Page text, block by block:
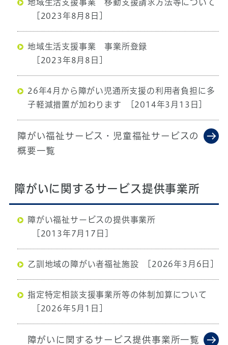
地域生活支援事業 移動支援請求方法等について
[2023年8月8日]
地域生活支援事業 事業所登録
[2023年8月8日]
26年4月から障がい児通所支援の利用者負担に多
子軽減措置が加わります
[2014年3月13日]
障がい福祉サービス・児童福祉サービスの
概要一覧
障がいに関するサービス提供事業所
障がい福祉サービスの提供事業所
[2013年7月17日]
乙訓地域の障がい者福祉施設 [2026年3月6日]
指定特定相談支援事業所等の体制加算について
[2026年5月1日]
障がいに関するサービス提供事業所一覧